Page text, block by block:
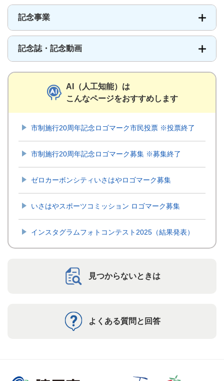
記念事業
記念誌・記念動画
AI（人工知能）は
こんなページをおすすめします
市制施行20周年記念ロゴマーク市民投票 ※投票終了
市制施行20周年記念ロゴマーク募集 ※募集終了
ゼロカーボンシティいさはやロゴマーク募集
いさはやスポーツコミッション ロゴマーク募集
インスタグラムフォトコンテスト2025（結果発表）
見つからないときは
よくある質問と回答